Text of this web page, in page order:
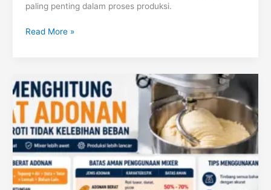
paling penting dalam proses produksi.
Read More »